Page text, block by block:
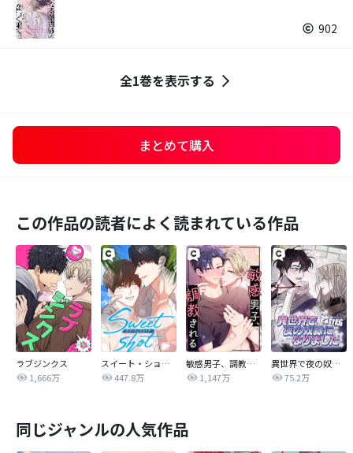
902
全1巻を表示する
まとめて購入
この作品の読者によく読まれている作品
ラブジンクス
1,666万
スイート・ショット
447.8万
敏感男子、調教される
1,147万
異世界で夜の奴隷になりました【改訂版】
75.2万
同じジャンルの人気作品